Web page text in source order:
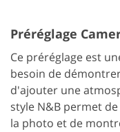
Préréglage
Ce préréglage est
besoin de
d'ajouter une
style N&B permet
la photo et de